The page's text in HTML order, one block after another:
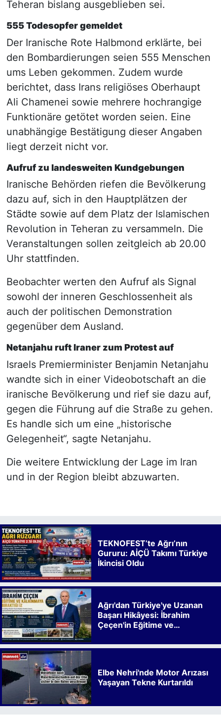
Teheran bislang ausgeblieben sei.
555 Todesopfer gemeldet
Der Iranische Rote Halbmond erklärte, bei
den Bombardierungen seien 555 Menschen
ums Leben gekommen. Zudem wurde
berichtet, dass Irans religiöses Oberhaupt
Ali Chamenei sowie mehrere hochrangige
Funktionäre getötet worden seien. Eine
unabhängige Bestätigung dieser Angaben
liegt derzeit nicht vor.
Aufruf zu landesweiten Kundgebungen
Iranische Behörden riefen die Bevölkerung
dazu auf, sich in den Hauptplätzen der
Städte sowie auf dem Platz der Islamischen
Revolution in Teheran zu versammeln. Die
Veranstaltungen sollen zeitgleich ab 20.00
Uhr stattfinden.
Beobachter werten den Aufruf als Signal
sowohl der inneren Geschlossenheit als
auch der politischen Demonstration
gegenüber dem Ausland.
Netanjahu ruft Iraner zum Protest auf
Israels Premierminister Benjamin Netanjahu
wandte sich in einer Videobotschaft an die
iranische Bevölkerung und rief sie dazu auf,
gegen die Führung auf die Straße zu gehen.
Es handle sich um eine „historische
Gelegenheit“, sagte Netanjahu.
Die weitere Entwicklung der Lage im Iran
und in der Region bleibt abzuwarten.
TEKNOFEST’te Ağrı’nın
Gururu: AİÇÜ Takımı Türkiye
İkincisi Oldu
Ağrı'dan Türkiye'ye Uzanan
Başarı Hikâyesi: İbrahim
Çeçen'in Eğitime ve
Elbe Nehri'nde Motor Arızası
Yaşayan Tekne Kurtarıldı